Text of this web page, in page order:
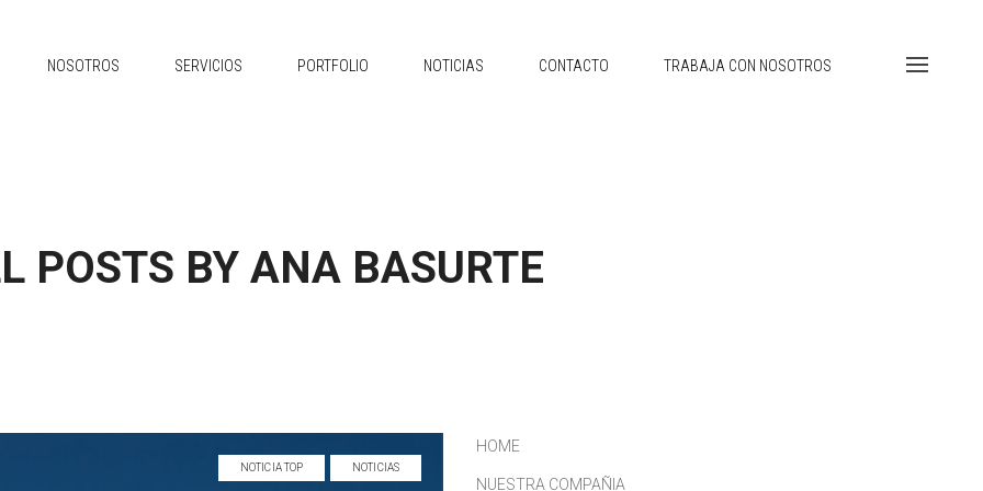
NOSOTROS SERVICIOS PORTFOLIO NOTICIAS CONTACTO TRABAJA CON NOSOTROS
POSTS BY ANA BASURTE
NOTICIA TOP NOTICIAS
HOME
NUESTRA COMPAÑIA